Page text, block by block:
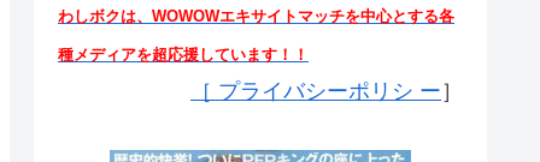
わしボクは、WOWOWエキサイトマッチを中心とする各
種メディアを超応援しています！！
［ プライバシーポリシ ー］